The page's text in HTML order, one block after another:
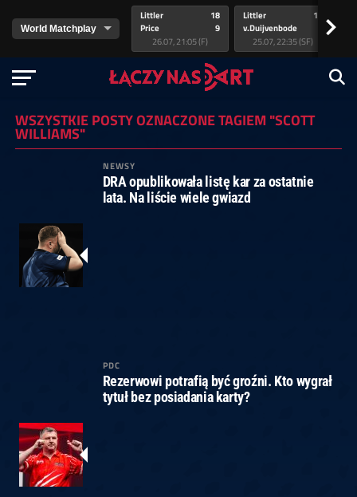
Littler
Price
18
9
26.07, 21:05 (F)
Littler
v.Duijvenbode
17
25.07, 22:35 (SF)
>
WSZYSTKIE POSTY OZNACZONE TAGIEM "SCOTT
WILLIAMS"
NEWSY
DRA opublikowała listę kar za ostatnie
lata. Na liście wiele gwiazd
PDC
Rezerwowi potrafią być groźni. Kto wygrał
tytuł bez posiadania karty?